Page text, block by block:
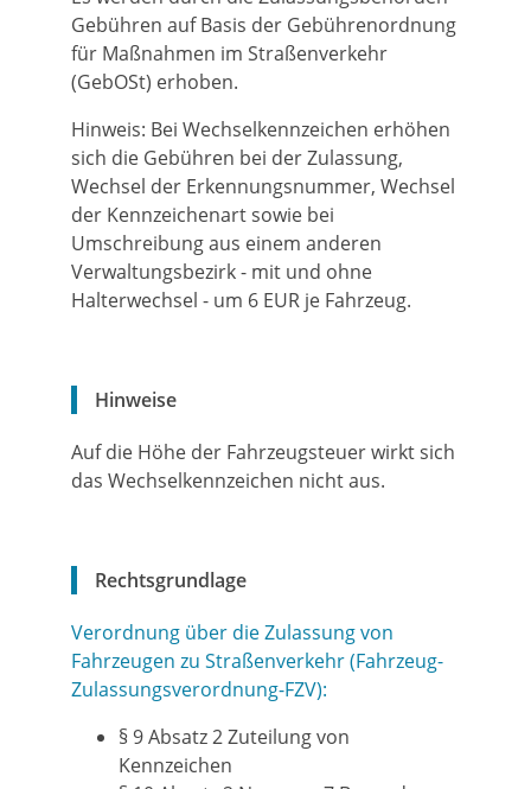
Gebühren auf Basis der Gebührenordnung
für Maßnahmen im Straßenverkehr
(GebOSt) erhoben.
Hinweis: Bei Wechselkennzeichen erhöhen
sich die Gebühren bei der Zulassung,
Wechsel der Erkennungsnummer, Wechsel
der Kennzeichenart sowie bei
Umschreibung aus einem anderen
Verwaltungsbezirk - mit und ohne
Halterwechsel - um 6 EUR je Fahrzeug.
Hinweise
Auf die Höhe der Fahrzeugsteuer wirkt sich
das Wechselkennzeichen nicht aus.
Rechtsgrundlage
Verordnung über die Zulassung von
Fahrzeugen zu Straßenverkehr (Fahrzeug-
Zulassungsverordnung-FZV):
§ 9 Absatz 2 Zuteilung von
Kennzeichen